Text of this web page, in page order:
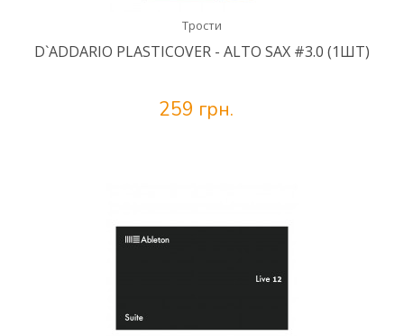
Трости
D`ADDARIO PLASTICOVER - ALTO SAX #3.0 (1ШТ)
259 грн.